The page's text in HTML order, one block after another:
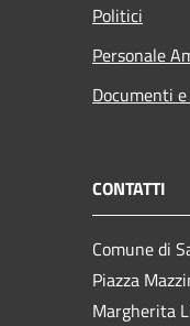
Politici
Personale
Documenti
CONTATTI
Comune di
Piazza
Margherita